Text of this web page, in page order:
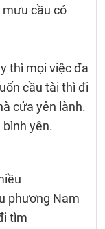
cầu có
thì mọi việc đa
cầu tài thì đi
cửa yên lành.
yên.
phương Nam
tìm